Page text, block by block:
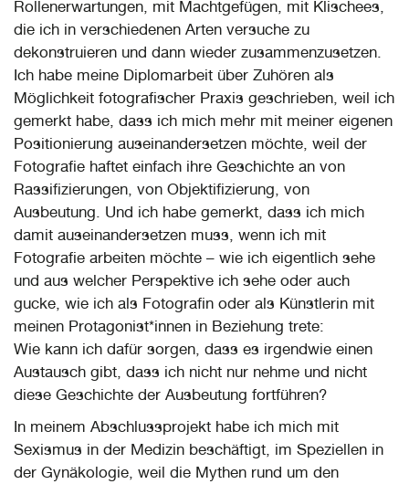
Rollenerwartungen, mit Machtgefügen, mit Klischees,
die ich in verschiedenen Arten versuche zu
dekonstruieren und dann wieder zusammenzusetzen.
Ich habe meine Diplomarbeit über Zuhören als
Möglichkeit fotografischer Praxis geschrieben, weil ich
gemerkt habe, dass ich mich mehr mit meiner eigenen
Positionierung auseinandersetzen möchte, weil der
Fotografie haftet einfach ihre Geschichte an von
Rassifizierungen, von Objektifizierung, von
Ausbeutung. Und ich habe gemerkt, dass ich mich
damit auseinandersetzen muss, wenn ich mit
Fotografie arbeiten möchte – wie ich eigentlich sehe
und aus welcher Perspektive ich sehe oder auch
gucke, wie ich als Fotografin oder als Künstlerin mit
meinen Protagonist*innen in Beziehung trete:
Wie kann ich dafür sorgen, dass es irgendwie einen
Austausch gibt, dass ich nicht nur nehme und nicht
diese Geschichte der Ausbeutung fortführen?
In meinem Abschlussprojekt habe ich mich mit
Sexismus in der Medizin beschäftigt, im Speziellen in
der Gynäkologie, weil die Mythen rund um den